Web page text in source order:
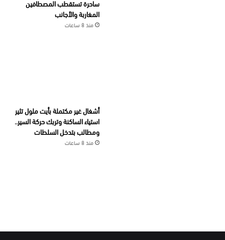
ساحرة تستقطب المصطافين
المغاربة والأجانب
منذ 8 ساعات
أشغال غير مكتملة بأيت ملول تثير
استياء الساكنة وتربك حركة السير..
ومطالب بتدخل السلطات
منذ 8 ساعات